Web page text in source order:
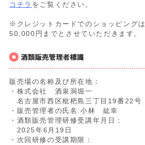
コチラ をご覧ください。
※クレジットカードでのショッピングは
50,000円までとさせていただきます。
販売場の名称及び所在地：
・株式会社 酒泉洞堀一
名古屋市西区枇杷島三丁目19番22号
・販売管理者の氏名:小林 紘幸
・酒類販売管理研修受講年月日：
2025年6月19日
・次回研修の受講期限：